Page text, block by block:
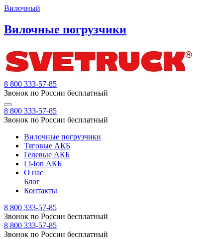
Вилочный
Вилочные погрузчики
8 800 333-57-85
Звонок по России бесплатный
8 800 333-57-85
Звонок по России бесплатный
Вилочные погрузчики
Тяговые АКБ
Гелевые АКБ
Li-Ion АКБ
О нас
Блог
Контакты
8 800 333-57-85
Звонок по России бесплатный
8 800 333-57-85
Звонок по России бесплатный